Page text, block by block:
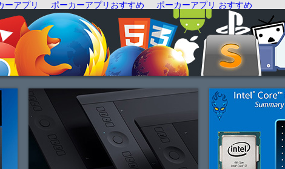
ーアプリ ポーカーアプリおすすめ ポーカーアプリ おすすめ